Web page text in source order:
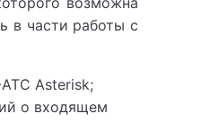
в части работы с
Asterisk;
о входящем